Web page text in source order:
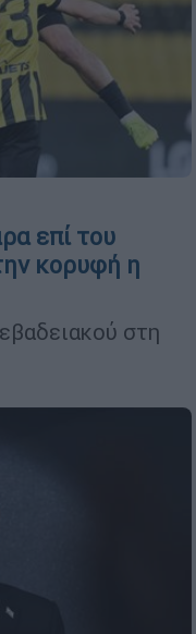
επί του
κορυφή η
στη